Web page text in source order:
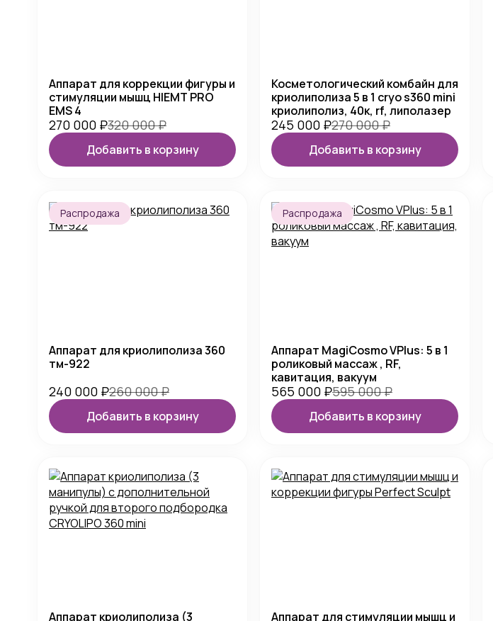
Аппарат для коррекции фигуры и
стимуляции мышц HIEMT PRO
EMS 4
270 000 ₽320 000₽
Добавить в корзину
Косметологический комбайн для
криолиполиза 5 в 1 cryo s360 mini
криолиполиз, 40к, rf, липолазер
245 000 ₽270 000₽
Добавить в корзину
Распродажа
Аппарат для криолиполиза 360
тм-922
240 000 ₽260 000₽
Добавить в корзину
Распродажа
Аппарат MagiCosmo VPlus: 5 в 1
роликовый массаж , RF,
кавитация, вакуум
565 000 ₽595 000₽
Добавить в корзину
Аппарат криолиполиза (3
Аппарат для стимуляции мышц и